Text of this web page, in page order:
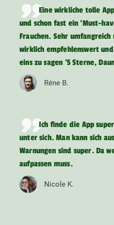
Eine wirkliche tolle
und schon fast ein 'Must-
Frauchen. Sehr
wirklich empfehlenswert
eins zu sagen '5 Sterne,
Réne B.
Ich finde die App
unter sich. Man kann sich
Warnungen sind super. Da
aufpassen muss.
Nicole K.